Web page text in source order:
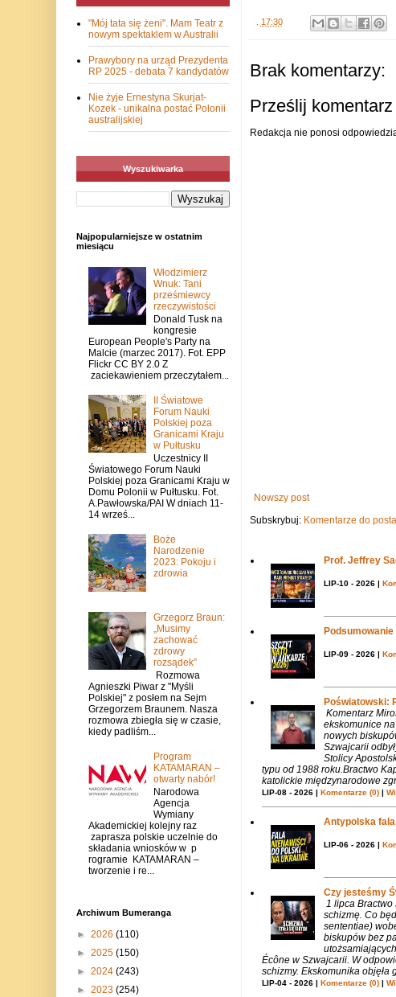
. 17:30
Brak komentarzy:
Prześlij komentarz
Redakcja nie ponosi
Nowszy post
Subskrybuj: Komentarze do
Prof. Jeffrey
LIP-10 - 2026 |
LIP-09 - 2026 |
Poświatowski:
Komentarz
ekskomunice
nowych
Szwajcarii
Stolicy
typu od 1988 roku.Bractwo
katolickie międzynarodowe
LIP-08 - 2026 | Komentarze (0)|
Antypolska
LIP-06 - 2026 |
Czy jesteśmy
1 lipca Bractwo
schizmę. Co
sententiae)
biskupów bez
Écône w Szwajcarii. W
schizmy. Ekskomunika objęła
LIP-04 - 2026 | Komentarze (0)|
"Mój tata się żeni". Mam Teatr z
nowym spektaklem w Australii
Prawybory na urząd Prezydenta
RP 2025 - debata 7 kandydatów
Nie żyje Ernestyna Skurjat-
Kozek - unikalna postać Polonii
australijskiej
Wyszukiwarka
Najpopularniejsze w ostatnim
miesiącu
Włodzimierz
Wnuk: Tani
prześmiewcy
rzeczywistości
Donald Tusk na
kongresie
European People's Party na
Malcie (marzec 2017). Fot. EPP
Flickr CC BY 2.0 Z
zaciekawieniem przeczytałem...
II Światowe
Forum Nauki
Polskiej poza
Granicami Kraju
w Pułtusku
Uczestnicy II
Światowego Forum Nauki
Polskiej poza Granicami Kraju w
Domu Polonii w Pułtusku. Fot.
A.Pawłowska/PAI W dniach 11-
14 wrześ...
Boże
Narodzenie
2023: Pokoju i
zdrowia
Grzegorz Braun:
„Musimy
zachować
zdrowy
rozsądek”
Rozmowa
Agnieszki Piwar z "Myśli
Polskiej" z posłem na Sejm
Grzegorzem Braunem. Nasza
rozmowa zbiegła się w czasie,
kiedy padliśm...
Program
KATAMARAN –
otwarty nabór!
Narodowa
Agencja
Wymiany
Akademickiej kolejny raz
zaprasza polskie uczelnie do
składania wniosków w p
rogramie KATAMARAN –
tworzenie i re...
Archiwum Bumeranga
► 2026 (110)
► 2025 (150)
► 2024 (243)
► 2023 (254)